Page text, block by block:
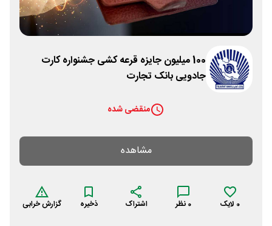
100 میلیون جایزه قرعه کشی جشنواره کارت
جادویی بانک تجارت
منقضی شده
مشاهده
0 لایک 0 نظر اشتراک ذخیره گزارش خرابی